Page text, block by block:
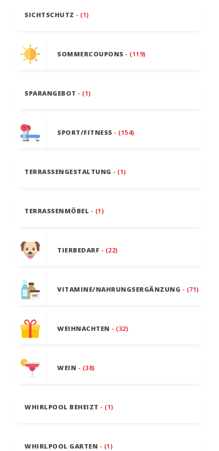
SICHTSCHUTZ - (1)
SOMMERCOUPONS - (119)
SPARANGEBOT - (1)
SPORT/FITNESS - (154)
TERRASSENGESTALTUNG - (1)
TERRASSENMÖBEL - (1)
TIERBEDARF - (22)
VITAMINE/NAHRUNGSERGÄNZUNG - (71)
WEIHNACHTEN - (32)
WEIN - (38)
WHIRLPOOL BEHEIZT - (1)
WHIRLPOOL GARTEN - (1)